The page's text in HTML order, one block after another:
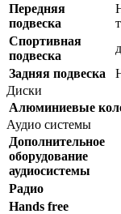
Передняя
подвеска
Спортивная
подвеска
Задняя подвеска
Диски
Алюминиевые
Аудио системы
Дополнительное
оборудование
аудиосистемы
Радио
Hands free